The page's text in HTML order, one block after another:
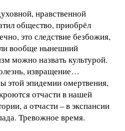
нравственной
общество, приобрёл
это следствие безбожия,
вообще нынешний
можно назвать культурой.
извращение…
этой эпидемии омертвения,
отчасти в нашей
а отчасти – в экспансии
Тревожное время.